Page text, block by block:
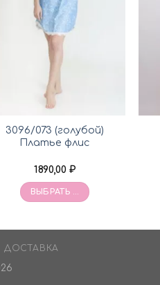
3096/073 (голубой)
Платье флис
1890,00₽
ВЫБРАТЬ ...
ДОСТАВКА